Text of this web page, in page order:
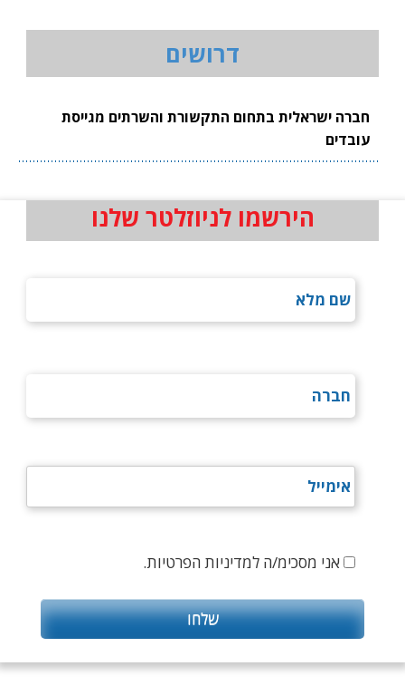
דרושים
חברה ישראלית בתחום התקשורת והשרתים מגייסת
עובדים
הירשמו לניוזלטר שלנו
אני מסכימ/ה למדיניות הפרטיות.